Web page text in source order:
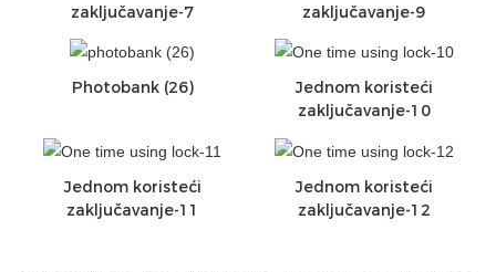
zaključavanje-7
zaključavanje-9
Photobank (26)
Jednom koristeći
zaključavanje-10
Jednom koristeći
zaključavanje-11
Jednom koristeći
zaključavanje-12